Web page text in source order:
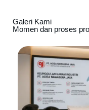
Galeri Kami
Momen dan proses